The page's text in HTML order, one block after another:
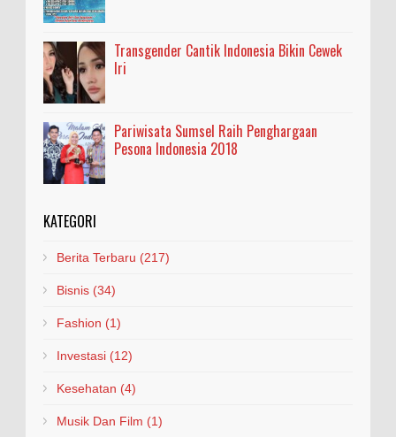
Transgender Cantik Indonesia Bikin Cewek
Iri
Pariwisata Sumsel Raih Penghargaan
Pesona Indonesia 2018
KATEGORI
Berita Terbaru (217)
Bisnis (34)
Fashion (1)
Investasi (12)
Kesehatan (4)
Musik Dan Film (1)